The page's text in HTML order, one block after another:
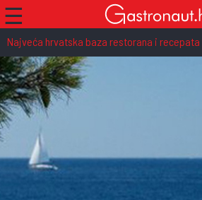
☰
Najveća hrvatska baza restorana i recepata